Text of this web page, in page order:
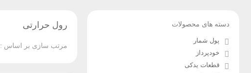
رول حرارتی
مرتب سازی بر اساس :
دسته های محصولات
پول شمار
خودپرداز
قطعات یدکی